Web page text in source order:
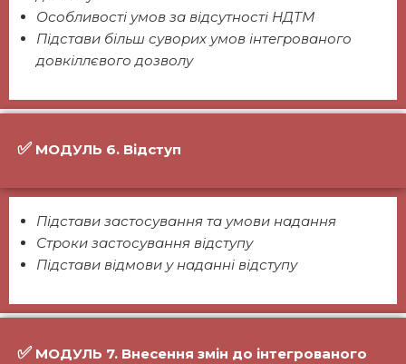
Особливості умов за відсутності НДТМ
Підстави більш суворих умов інтегрованого
довкіллєвого дозволу
✅МОДУЛЬ 6. Відступ
Підстави застосування та умови надання
Строки застосування відступу
Підстави відмови у наданні відступу
✅МОДУЛЬ 7. Внесення змін до інтегрованого